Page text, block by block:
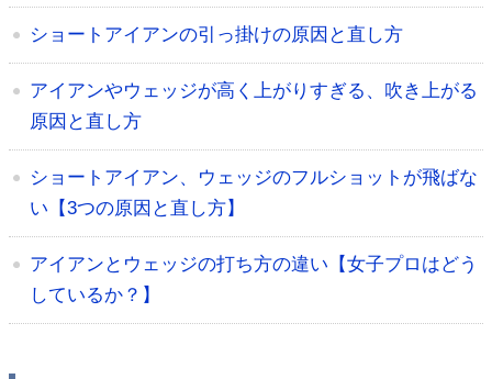
ショートアイアンの引っ掛けの原因と直し方
アイアンやウェッジが高く上がりすぎる、吹き上がる
原因と直し方
ショートアイアン、ウェッジのフルショットが飛ばな
い【3つの原因と直し方】
アイアンとウェッジの打ち方の違い【女子プロはどう
しているか？】